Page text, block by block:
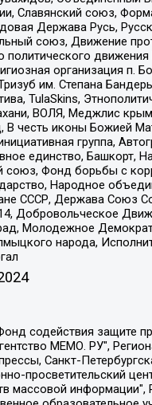
Славянский союз,
Держава Русь,
союз, Движение
организация п.
им. Степана
TulaSkins,
ВОЛЯ, Меджлис
честь иконы Божией
группа,
единство,
союз, Фонд борьбы с
Народное
СССР, Держава Союз
Добровольческое
Молодежное
народа,
"ЖУРНАЛИСТ-ИНОСТРАННЫЙ АГЕНТ", Арапова Галина Юрьевна, Вольтская Татьяна Анатольевна, Американская компания "Mason G.E.S. Anonymous Foundation" (США), являющаяся владельцем интернет-издания https://mnews.world/, Компания "Stichting Bellingcat", зарегистрированная в Нидерландах (дата регистрации 11.07.2018), Захаров Андрей Вячеславович, Клепиковская Екатерина Дмитриевна, Общество с ограниченной ответственностью "МЕМО", Перл Роман Александрович, Симонов Евгений Алексеевич, Соловьева Елена Анатольевна, Сотников Даниил Владимирович, Сурначева Елизавета Дмитриевна, Автономная некоммерческая организация по защите прав человека и информированию населения "Якутия – Наше Мнение", Общество с ограниченной ответственностью "Москоу диджитал медиа", с 26.01.2023 Общество с ограниченной ответственностью "Чайка Белые сады", Ветошкина Валерия Валерьевна, Заговора Максим Александрович, Межрегиональное общественное движение "Российская ЛГБТ - сеть", Оленичев Максим Владимирович, Павлов Иван Юрьевич, Скворцова Елена Сергеевна, Общество с ограниченной ответственностью "Как бы инагент", Кочетков Игорь Викторович, Общество с ограниченной ответственностью "Честные выборы", Еланчик Олег Александрович, Общество с ограниченной ответственностью "Нобелевский призыв", Гималова Регина Эмилевна, Григорьев Андрей Валерьевич, Григорьева Алина Александровна, Ассоциация по содействию защите прав